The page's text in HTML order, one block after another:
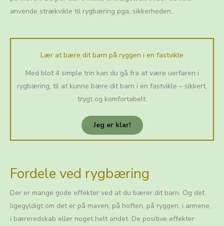
anvende strækvikle til rygbæring pga. sikkerheden.
Lær at bære dit barn på ryggen i en fastvikle
Med blot 4 simple trin kan du gå fra at være uerfaren i
rygbæring, til at kunne bære dit barn i en fastvikle – sikkert,
trygt og komfortabelt.
Jeg er klar!
Fordele ved rygbæring
Der er mange gode effekter ved at du bærer dit barn. Og det
ligegyldigt om det er på maven, på hoften, på ryggen, i armene,
i bæreredskab eller noget helt andet. De positive effekter